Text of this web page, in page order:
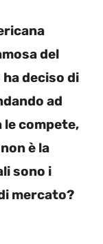
del
deciso di
ad
compete,
è la
sono i
mercato?